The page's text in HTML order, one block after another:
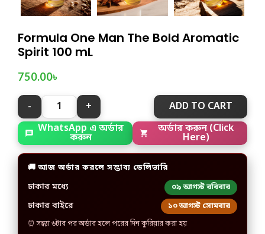
Formula One Man The Bold Aromatic
Spirit 100 mL
750.00৳
ADD TO CART
WhatsApp এ অর্ডার
করুন
অর্ডার করুন (Click
Here)
🚚 আজ অর্ডার করলে সম্ভাব্য ডেলিভারি
ঢাকার মধ্যে ০৯ আগস্ট রবিবার
ঢাকার বাইরে ১০ আগস্ট সোমবার
⏰ সন্ধ্যা ৬টার পর অর্ডার হলে পরের দিন কুরিয়ার করা হয়